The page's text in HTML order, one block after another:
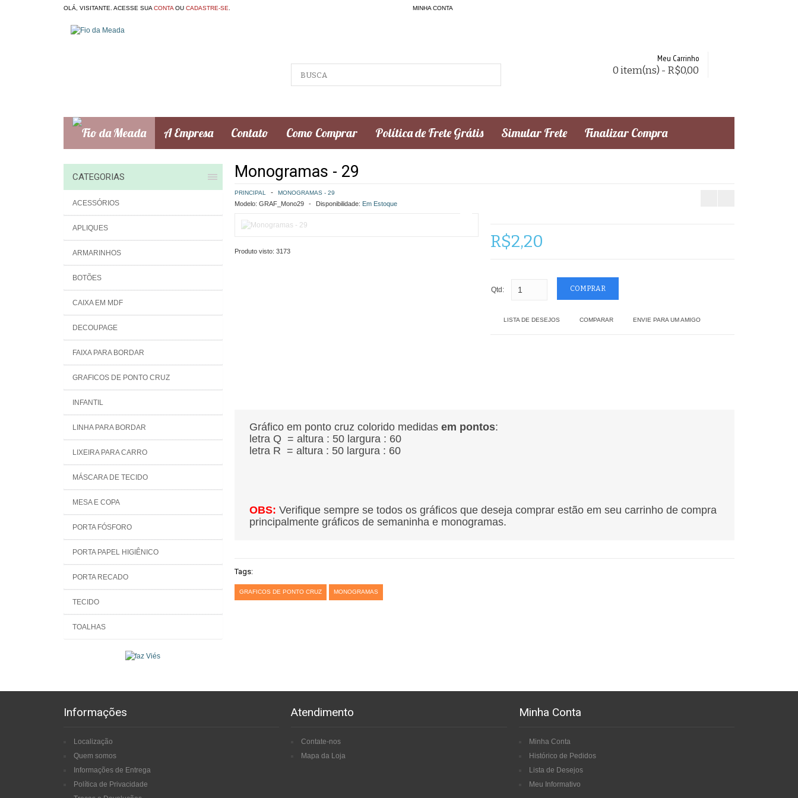
OLÁ, VISITANTE. ACESSE SUA CONTA OU CADASTRE-SE MINHA CONTA
Meu Carrinho
0 item(ns) - R$0,00
A Empresa Contato Como Comprar Política de Frete Grátis Simular Frete Finalizar Compra
CATEGORIAS
ACESSÓRIOS
APLIQUES
ARMARINHOS
BOTÕES
CAIXA EM MDF
DECOUPAGE
FAIXA PARA BORDAR
GRAFICOS DE PONTO CRUZ
INFANTIL
LINHA PARA BORDAR
LIXEIRA PARA CARRO
MÁSCARA DE TECIDO
MESA E COPA
PORTA FÓSFORO
PORTA PAPEL HIGIÊNICO
PORTA RECADO
TECIDO
TOALHAS
Monogramas - 29
PRINCIPAL MONOGRAMAS - 29
Modelo: GRAF_Mono29 Disponibilidade: Em Estoque
Produto visto: 3173 R$2,20
Qtd:
LISTA DE DESEJOS COMPARAR ENVIE PARA UM AMIGO
Gráfico em ponto cruz colorido medidas em pontos:
letra Q = altura : 50 largura : 60
letra R = altura : 50 largura : 60
OBS: Verifique sempre se todos os gráficos que deseja comprar estão em seu carrinho de compra
principalmente gráficos de semaninha e monogramas.
Tags:
GRAFICOS DE PONTO CRUZ MONOGRAMAS
Informações
Localização
Quem somos
Informações de Entrega
Política de Privacidade
Atendimento
Contate-nos
Mapa da Loja
Minha Conta
Minha Conta
Histórico de Pedidos
Lista de Desejos
Meu Informativo